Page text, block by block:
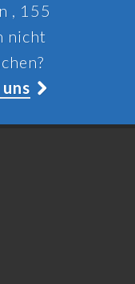
, 155
nicht